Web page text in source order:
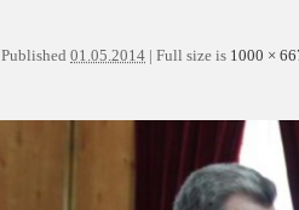
Published 01.05.2014 | Full size is 1000 ×